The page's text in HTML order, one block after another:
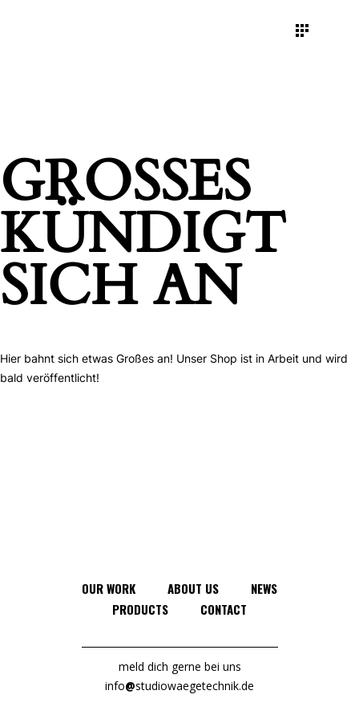
GROSSES K
ÜNDIGT S
ICH AN
Hier bahnt sich etwas Großes an! Unser Shop ist in Arbeit und wird
bald veröffentlicht!
OUR WORK ABOUT US
NEWS
PRODUCTS
CONTACT
meld dich gerne bei uns
info@studiowaegetechnik.de